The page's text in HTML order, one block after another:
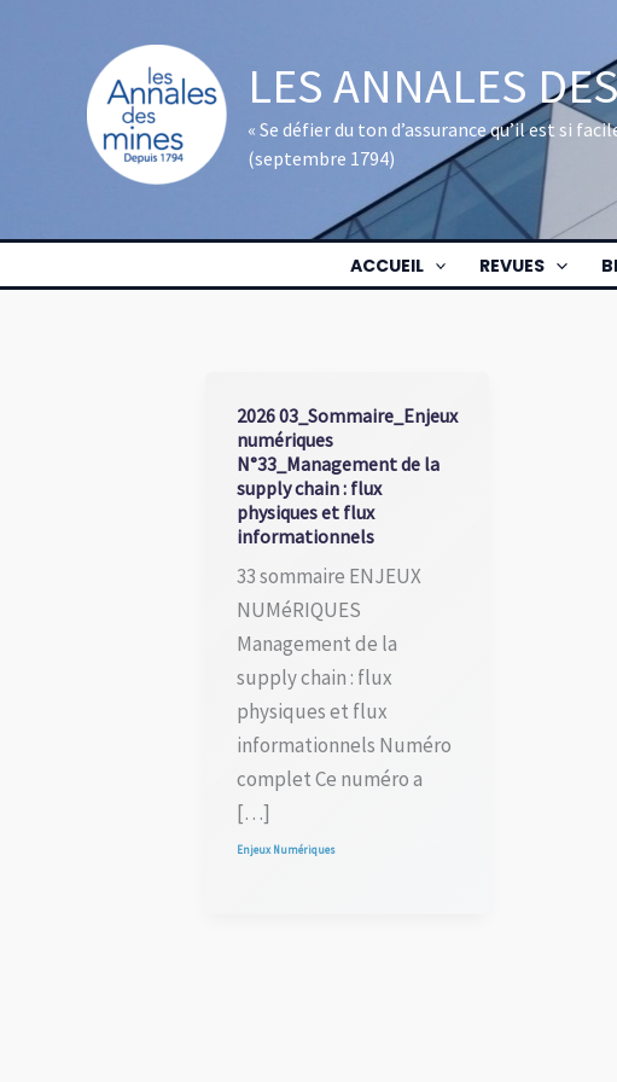
LES ANNALES
« Se défier du ton d’assurance qu’il est si
(septembre 1794)
ACCUEIL REVUES
2026 03_Sommaire_Enjeux
numériques
N°33_Management de la
supply chain : flux
physiques et flux
informationnels
33 sommaire ENJEUX
NUMéRIQUES
Management de la
supply chain : flux
physiques et flux
informationnels Numéro
complet Ce numéro a
[…]
Enjeux Numériques